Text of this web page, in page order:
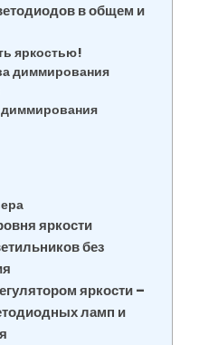
в общем и
яркостью!
диммирования
яркости
без
яркости –
ламп и